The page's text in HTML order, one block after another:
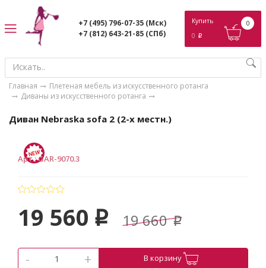
+7 (495) 796-07-35 (Мск)
+7 (812) 643-21-85 (СПб)
Купить
0 p
0
Главная
Плетеная мебель из искусственного ротанга
Диваны из искусственного ротанга
Диван Nebraska sofa 2 (2-х местн.)
Арт.:GAR-9070.3
19 560 p 19 660 p
- + В корзину